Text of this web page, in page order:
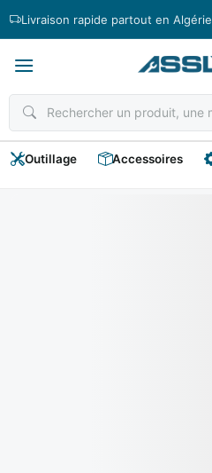
Livraison rapide partout en Algérie
Outillage Accessoires